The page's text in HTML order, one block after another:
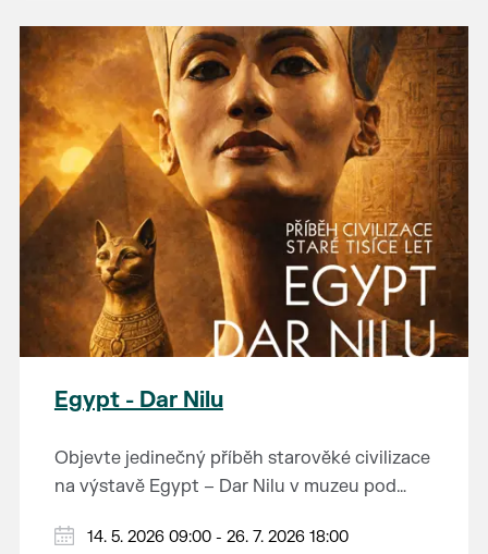
inspirují a překvapí svou upřímností.
Egypt - Dar Nilu
Objevte jedinečný příběh starověké civilizace
na výstavě Egypt – Dar Nilu v muzeu pod
Výstava představuje umění starého Egypta,
14. 5. 2026 09:00 - 26. 7. 2026 18:00